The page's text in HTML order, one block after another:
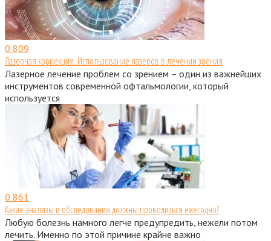
0 809
Лазерная коррекция. Использование лазеров в лечении зрения
Лазерное лечение проблем со зрением – один из важнейших
инструментов современной офтальмологии, который
используется
0 861
Какие анализы и обследования должны проводиться ежегодно?
Любую болезнь намного легче предупредить, нежели потом
лечить. Именно по этой причине крайне важно